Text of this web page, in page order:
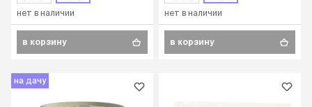
нет в наличии
в корзину
нет в наличии
в корзину
на дачу